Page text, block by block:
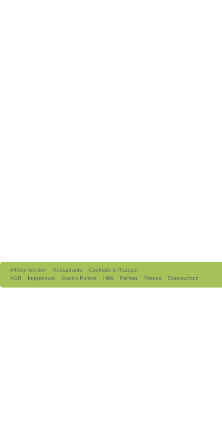
Affiliate werden Restaurants
Cocktails & Rezepte
AGB
Impressum Gastro Punkte Hilfe Partner Presse Datenschutz